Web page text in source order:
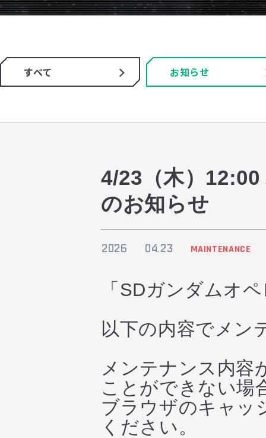
すべて お知らせ
4/23（木）
のお知らせ
2026 04.23 MAINTENANCE
「SDガンダムオ
以下の内容でメン
メンテナンス内容
ことができない場
ブラウザのキャッ
ください。